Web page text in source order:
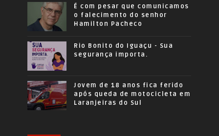
É com pesar que comunicamos
o falecimento do senhor
Hamilton Pacheco
Rio Bonito do Iguaçu - Sua
segurança importa.
Jovem de 18 anos fica ferido
após queda de motocicleta em
Laranjeiras do Sul